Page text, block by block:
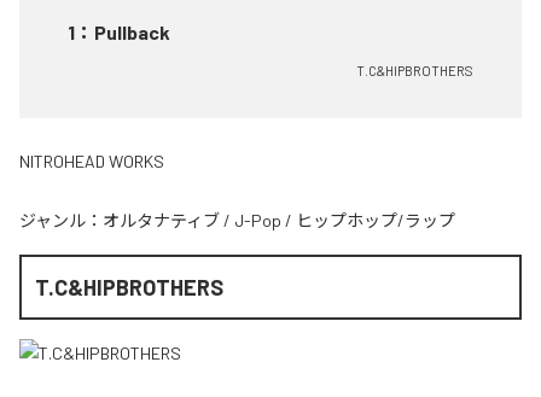
1 ： Pullback
T.C&HIPBROTHERS
NITROHEAD WORKS
ジャンル： オルタナティブ / J-Pop / ヒップホップ/ラップ
T.C&HIPBROTHERS